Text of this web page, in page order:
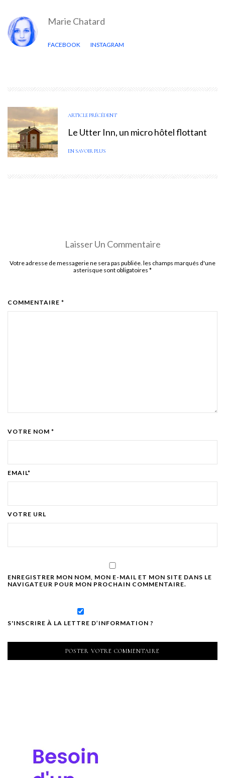
Marie Chatard
FACEBOOK INSTAGRAM
ARTICLE PRÉCÉDENT
Le Utter Inn, un micro hôtel flottant
EN SAVOIR PLUS
Laisser Un Commentaire
Votre adresse de messagerie ne sera pas publiée. les champs marqués d'une
asterisque sont obligatoires *
COMMENTAIRE *
VOTRE NOM *
EMAIL*
VOTRE URL
ENREGISTRER MON NOM, MON E-MAIL ET MON SITE DANS LE
NAVIGATEUR POUR MON PROCHAIN COMMENTAIRE.
S'INSCRIRE À LA LETTRE D’INFORMATION ?